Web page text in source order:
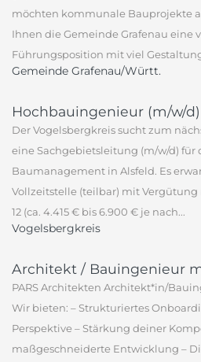
möchten kommunale Bauprojekte
Ihnen die Gemeinde Grafenau eine
Führungsposition mit viel
Gemeinde Grafenau/Württ.
Hochbauingenieur (m/w/d)
Der Vogelsbergkreis sucht zum
eine Sachgebietsleitung (m/w/d) für
Baumanagement in Alsfeld. Es
Vollzeitstelle (teilbar) mit Vergütung
12 (ca. 4.415 € bis 6.900 € je nach...
Vogelsbergkreis
Architekt / Bauingenieur
PARS Architekten Architekt*in/
Wir bieten: – Strukturiertes
Perspektive – Stärkung deiner
maßgeschneiderte Entwicklung –